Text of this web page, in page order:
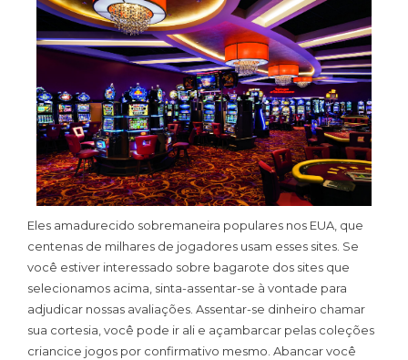
Eles amadurecido sobremaneira populares nos EUA, que
centenas de milhares de jogadores usam esses sites. Se
você estiver interessado sobre bagarote dos sites que
selecionamos acima, sinta-assentar-se à vontade para
adjudicar nossas avaliações. Assentar-se dinheiro chamar
sua cortesia, você pode ir ali e açambarcar pelas coleções
criancice jogos por confirmativo mesmo. Abancar você